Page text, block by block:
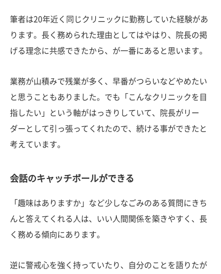
筆者は20年近く同じクリニックに勤務していた経験があ
ります。長く務められた理由としてはやはり、院長の掲
げる理念に共感できたから、が一番にあると思います。
業務が山積みで残業が多く、早番がつらいなどやめたい
と思うこともありました。でも「こんなクリニックを目
指したい」という軸がはっきりしていて、院長がリー
ダーとして引っ張ってくれたので、続ける事ができたと
考えています。
会話のキャッチボールができる
「趣味はありますか」など少しなごみのある質問にきち
んと答えてくれる人は、いい人間関係を築きやすく、長
く務める傾向にあります。
逆に警戒心を強く持っていたり、自分のことを語りたが